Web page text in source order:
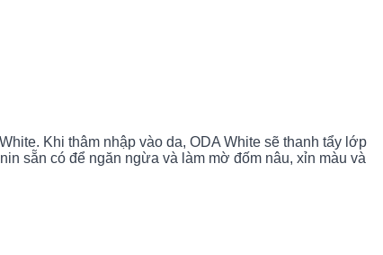
Khi thâm nhập vào da, ODA White sẽ thanh tẩy lớp
sẵn có để ngăn ngừa và làm mờ đốm nâu, xỉn màu và